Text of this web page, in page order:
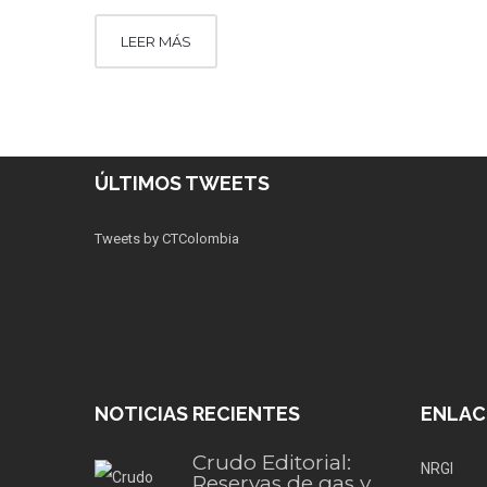
LEER MÁS
ÚLTIMOS TWEETS
Tweets by CTColombia
NOTICIAS RECIENTES
Crudo Editorial:
NRGI